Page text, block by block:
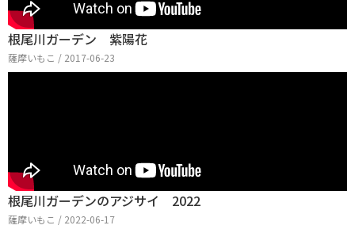
根尾川ガーデン 紫陽花
薩摩いもこ / 2017-06-23
根尾川ガーデンのアジサイ 2022
薩摩いもこ / 2022-06-17